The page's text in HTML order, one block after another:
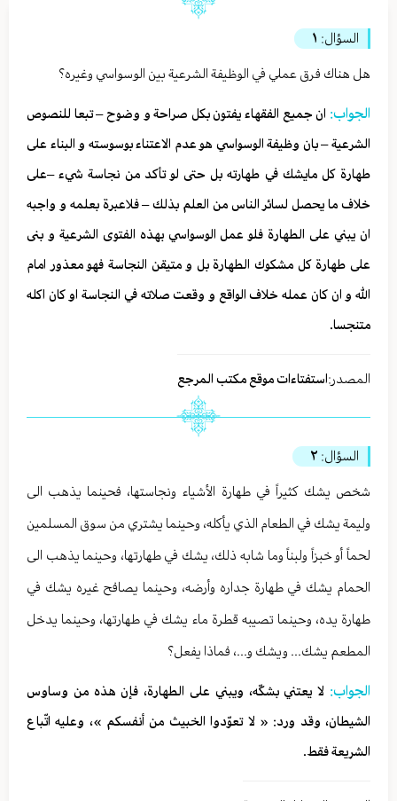
السؤال: ١
هل هناك فرق عملي في الوظيفة الشرعية بين الوسواسي وغيره؟
الجواب: ان جميع الفقهاء يفتون بكل صراحة و وضوح – تبعا للنصوص
الشرعية – بان وظيفة الوسواسي هو عدم الاعتناء بوسوسته و البناء على
طهارة كل مايشك في طهارته بل حتى لو تأكد من نجاسة شيء –على
خلاف ما يحصل لسائر الناس من العلم بذلك – فلاعبرة بعلمه و واجبه
ان يبني على الطهارة فلو عمل الوسواسي بهذه الفتوى الشرعية و بنى
على طهارة كل مشكوك الطهارة بل و متيقن النجاسة فهو معذور امام
الله و ان كان عمله خلاف الواقع و وقعت صلاته في النجاسة او كان اكله
متنجسا.
المصدر:استفتاءات موقع مكتب المرجع
السؤال: ٢
شخص يشك كثيراً في طهارة الأشياء ونجاستها، فحينما يذهب الى
وليمة يشك في الطعام الذي يأكله، وحينما يشتري من سوق المسلمين
لحماً أو خبزاً ولبناً وما شابه ذلك، يشك في طهارتها، وحينما يذهب الى
الحمام يشك في طهارة جداره وأرضه، وحينما يصافح غيره يشك في
طهارة يده، وحينما تصيبه قطرة ماء يشك في طهارتها، وحينما يدخل
المطعم يشك... ويشك و...، فماذا يفعل؟
الجواب: لا يعتني بشكّه، ويبني على الطهارة، فإن هذه من وساوس
الشيطان، وقد ورد: « لا تعوّدوا الخبيث من أنفسكم »، وعليه اتّباع
الشريعة فقط.